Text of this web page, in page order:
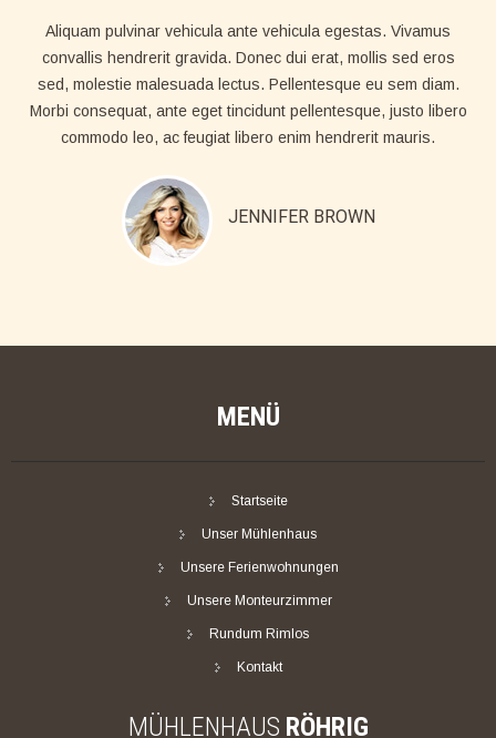
Aliquam pulvinar vehicula ante vehicula egestas. Vivamus
convallis hendrerit gravida. Donec dui erat, mollis sed eros
sed, molestie malesuada lectus. Pellentesque eu sem diam.
Morbi consequat, ante eget tincidunt pellentesque, justo libero
commodo leo, ac feugiat libero enim hendrerit mauris.
JENNIFER BROWN
MENÜ
Startseite
Unser Mühlenhaus
Unsere Ferienwohnungen
Unsere Monteurzimmer
Rundum Rimlos
Kontakt
MÜHLENHAUS RÖHRIG